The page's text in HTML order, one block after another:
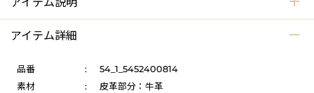
アイテム詳細
品番 :
54_1_5452400814
素材
:
皮革部分：牛革